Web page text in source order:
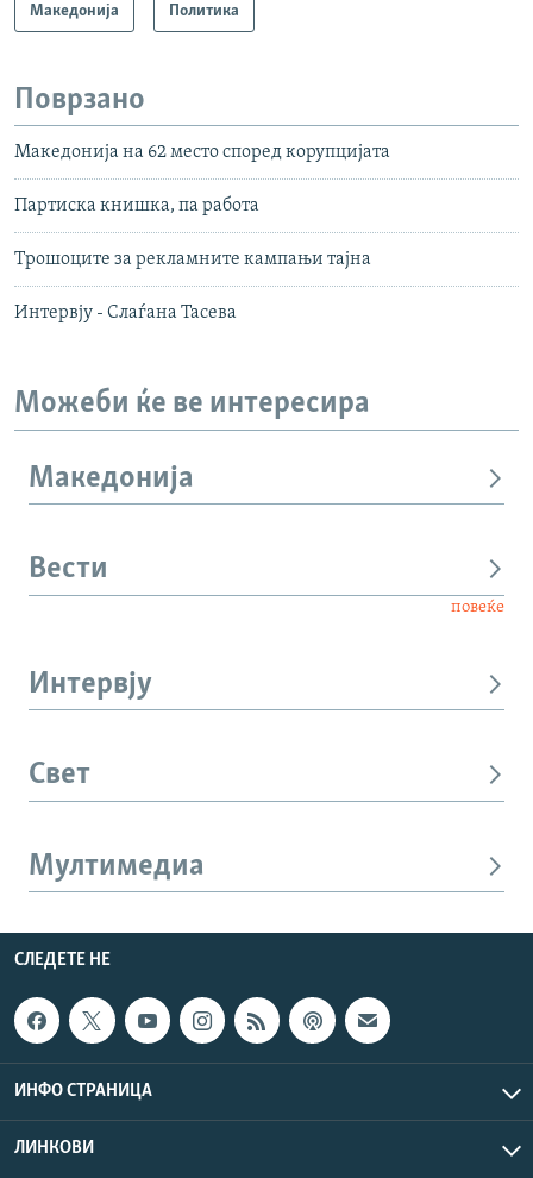
Македонија Политика
Поврзано
Македонија на 62 место според корупцијата
Партиска книшка, па работа
Трошоците за рекламните кампањи тајна
Интервју - Слаѓана Тасева
Можеби ќе ве интересира
Македонија
Вести
повеќе
Интервју
Свет
Мултимедиа
СЛЕДЕТЕ НЕ
ИНФО СТРАНИЦА
ЛИНКОВИ